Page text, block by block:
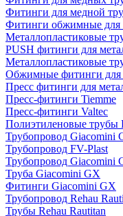
Фитинги для медной
Фитинги обжимные для
Металлопластиковые
PUSH фитинги для
Металлопластиковые
Обжимные фитинги для
Пресс фитинги для
Пресс-фитинги Tiemme
Пресс-фитинги Valtec
Полиэтиленовые
Трубопровод Giacomini
Трубопровод FV-Plast
Трубопровод Giacomini
Труба Giacomini GX
Фитинги Giacomini GX
Трубопровод Rehau
Трубы Rehau Rautitan